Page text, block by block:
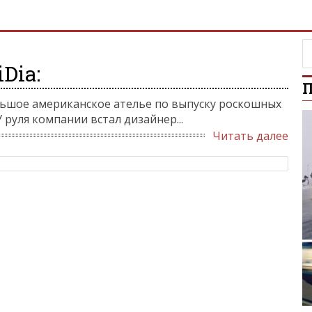
американское ателье по выпуску роскошных
компании встал дизайнер...
Читать далее